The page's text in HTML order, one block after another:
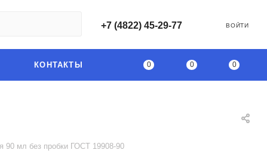
+7 (4822) 45-29-77 ВОЙТИ
0 0 0
КОНТАКТЫ
90 мл без пробки ГОСТ 19908-90